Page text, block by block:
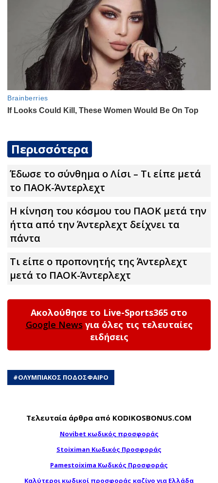
Περισσότερα
Έδωσε το σύνθημα ο Λίσι – Τι είπε μετά
το ΠΑΟΚ-Άντερλεχτ
Η κίνηση του κόσμου του ΠΑΟΚ μετά την
ήττα από την Άντερλεχτ δείχνει τα
πάντα
Τι είπε ο προπονητής της Άντερλεχτ
μετά το ΠΑΟΚ-Άντερλεχτ
Ακολούθησε το Live-Sports365 στο
Google News για όλες τις τελευταίες
ειδήσεις
#ΟΛΥΜΠΙΑΚΟΣ ΠΟΔΟΣΦΑΙΡΟ
Τελευταία άρθρα από KODIKOSBONUS.COM
Novibet κωδικός προσφοράς
Stoiximan Κωδικός Προσφοράς
Pamestoixima Κωδικός Προσφοράς
Καλύτεροι κωδικοί προσφοράς καζίνο για Ελλάδα